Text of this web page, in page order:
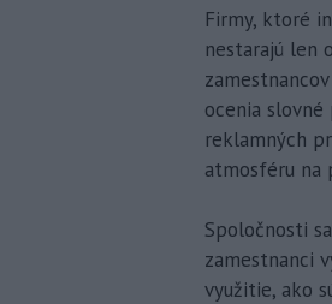
Firmy, ktoré
nestarajú len
ocenia
reklamných
atmosféru na
Spoločnosti
zamestnanci
využitie, ako